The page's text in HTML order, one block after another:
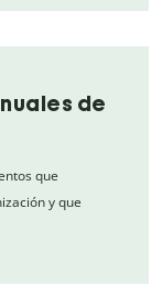
de
que
y que